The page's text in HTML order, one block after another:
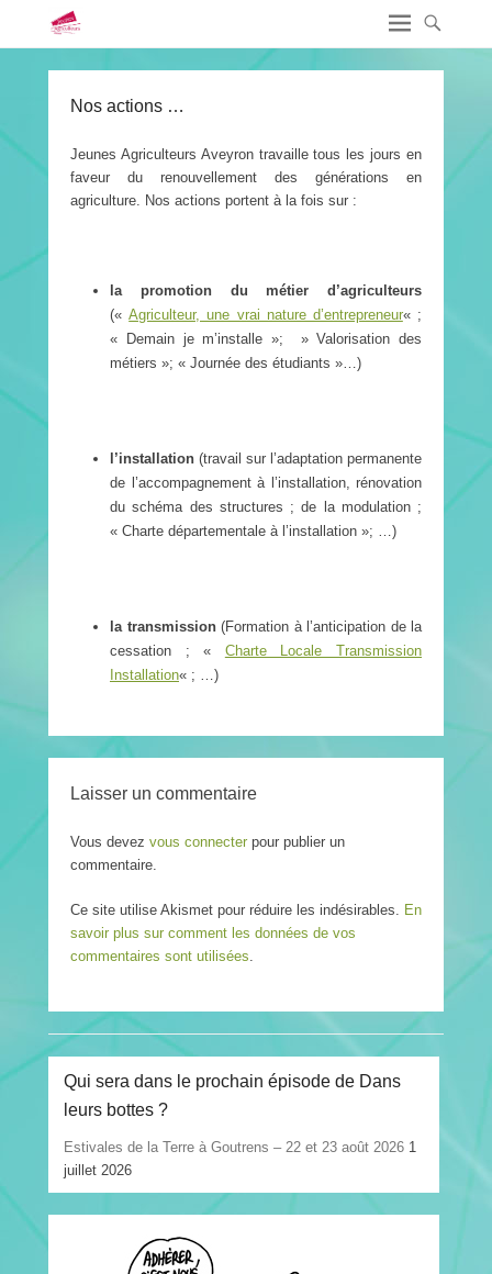
Nos actions …
Jeunes Agriculteurs Aveyron travaille tous les jours en
faveur du renouvellement des générations en
agriculture. Nos actions portent à la fois sur :
la promotion du métier d’agriculteurs
(«Agriculteur, une vrai nature d’entrepreneur« ;
« Demain je m’installe »; » Valorisation des
métiers »; « Journée des étudiants »…)
l’installation (travail sur l’adaptation permanente
de l’accompagnement à l’installation, rénovation
du schéma des structures ; de la modulation ;
« Charte départementale à l’installation »; …)
la transmission(Formation à l’anticipation de la
cessation ; « Charte Locale Transmission
Installation« ; …)
Laisser un commentaire
Vous devez vous connecter pour publier un
commentaire.
Ce site utilise Akismet pour réduire les indésirables. En
savoir plus sur comment les données de vos
commentaires sont utilisées.
Qui sera dans le prochain épisode de Dans
leurs bottes ?
Estivales de la Terre à Goutrens – 22 et 23 août 2026 1
juillet 2026